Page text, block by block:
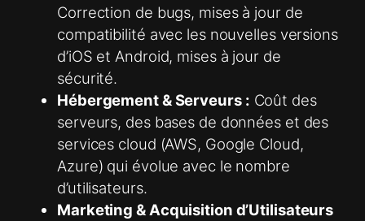
Correction de bugs, mises à jour de
compatibilité avec les nouvelles versions
d’iOS et Android, mises à jour de
sécurité.
Hébergement & Serveurs : Coût des
serveurs, des bases de données et des
services cloud (AWS, Google Cloud,
Azure) qui évolue avec le nombre
d’utilisateurs.
Marketing & Acquisition d’Utilisateurs